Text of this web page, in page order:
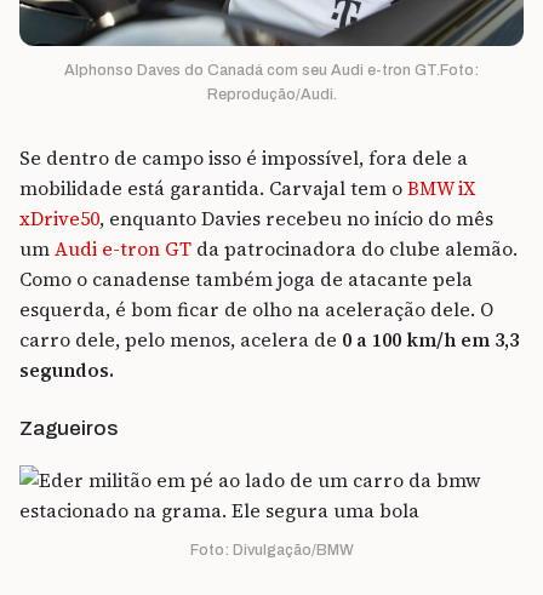
Alphonso Daves do Canadá com seu Audi e-tron GT.Foto:
Reprodução/Audi.
Se dentro de campo isso é impossível, fora dele a
mobilidade está garantida. Carvajal tem oBMW iX
xDrive50, enquanto Davies recebeu no início do mês
umAudi e-tron GT da patrocinadora do clube alemão.
Como o canadense também joga de atacante pela
esquerda, é bom ficar de olho na aceleração dele. O
carro dele, pelo menos, acelera de 0 a 100 km/h em 3,3
segundos.
Zagueiros
Foto: Divulgação/BMW